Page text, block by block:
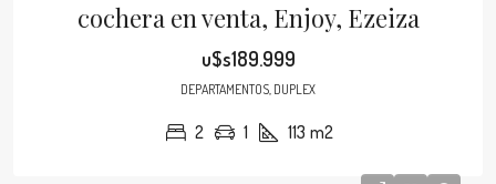
cochera en venta, Enjoy, Ezeiza
u$s189.999
DEPARTAMENTOS, DUPLEX
2 1 113 m2